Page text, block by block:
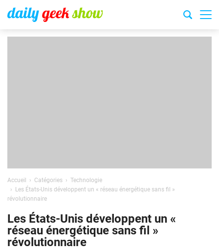
Accueil Catégories
Technologie
Les États-Unis développent un « réseau énergétique sans fil »
révolutionnaire
Les États-Unis développent un «
réseau énergétique sans fil »
révolutionnaire